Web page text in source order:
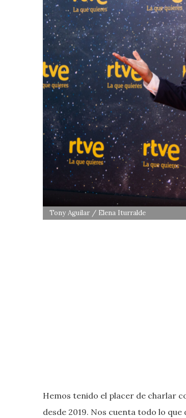
Tony Aguilar / Elena Iturralde
Hemos tenido el placer de charlar
desde 2019. Nos cuenta todo lo